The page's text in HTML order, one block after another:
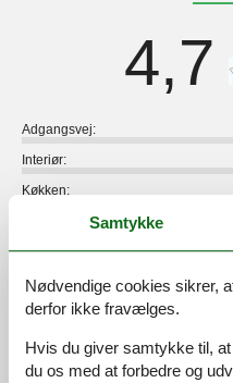
4,7
Adgangsvej:
Interiør:
Køkken:
Beliggenhed:
Udendørs:
Generelt:
Ingen detaljerede
Samtykke
Nødvendige cookies sikrer,
derfor ikke fravælges.
Hvis du giver samtykke til,
du os med at forbedre og